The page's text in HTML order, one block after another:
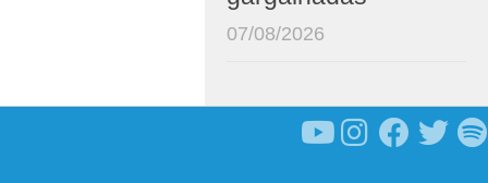
07/08/2026